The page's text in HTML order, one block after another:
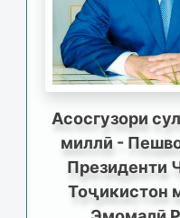
Асосгузори
миллӣ -
Президенти
Тоҷикистон